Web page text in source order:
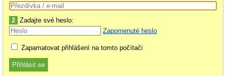
2 Zadajte své heslo:
Zapomenuté heslo
Zapamatovat přihlášení na tomto počítači